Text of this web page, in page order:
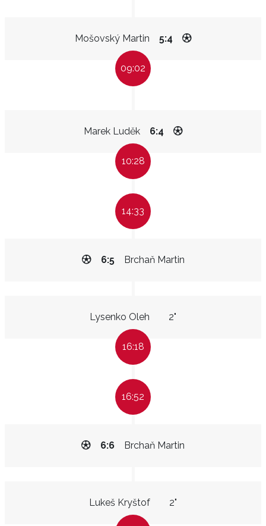
Mošovský Martin 5:4
09:02
Marek Luděk 6:4
10:28
14:33
Brchaň Martin
6:5
Lysenko Oleh 2"
16:18
16:52
Brchaň Martin
6:6
Lukeš Kryštof 2"